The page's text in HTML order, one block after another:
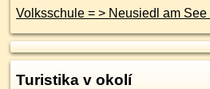
Volksschule = > Neusiedl
Turistika v okolí